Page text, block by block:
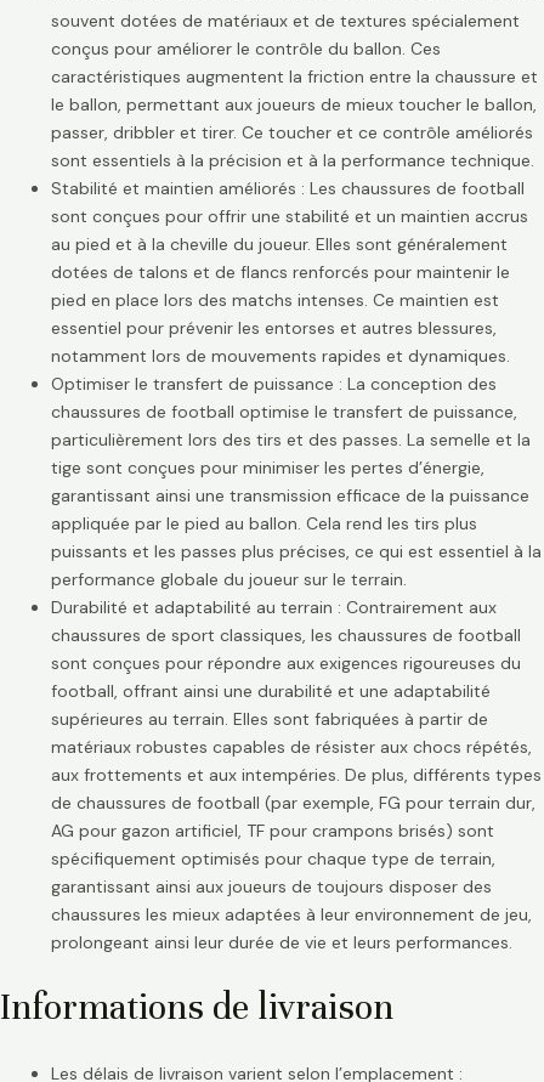
souvent dotées de matériaux et de textures spécialement
conçus pour améliorer le contrôle du ballon. Ces
caractéristiques augmentent la friction entre la chaussure et
le ballon, permettant aux joueurs de mieux toucher le ballon,
passer, dribbler et tirer. Ce toucher et ce contrôle améliorés
sont essentiels à la précision et à la performance technique.
Stabilité et maintien améliorés : Les chaussures de football
sont conçues pour offrir une stabilité et un maintien accrus
au pied et à la cheville du joueur. Elles sont généralement
dotées de talons et de flancs renforcés pour maintenir le
pied en place lors des matchs intenses. Ce maintien est
essentiel pour prévenir les entorses et autres blessures,
notamment lors de mouvements rapides et dynamiques.
Optimiser le transfert de puissance : La conception des
chaussures de football optimise le transfert de puissance,
particulièrement lors des tirs et des passes. La semelle et la
tige sont conçues pour minimiser les pertes d’énergie,
garantissant ainsi une transmission efficace de la puissance
appliquée par le pied au ballon. Cela rend les tirs plus
puissants et les passes plus précises, ce qui est essentiel à la
performance globale du joueur sur le terrain.
Durabilité et adaptabilité au terrain : Contrairement aux
chaussures de sport classiques, les chaussures de football
sont conçues pour répondre aux exigences rigoureuses du
football, offrant ainsi une durabilité et une adaptabilité
supérieures au terrain. Elles sont fabriquées à partir de
matériaux robustes capables de résister aux chocs répétés,
aux frottements et aux intempéries. De plus, différents types
de chaussures de football (par exemple, FG pour terrain dur,
AG pour gazon artificiel, TF pour crampons brisés) sont
spécifiquement optimisés pour chaque type de terrain,
garantissant ainsi aux joueurs de toujours disposer des
chaussures les mieux adaptées à leur environnement de jeu,
prolongeant ainsi leur durée de vie et leurs performances.
Informations de livraison
Les délais de livraison varient selon l’emplacement :